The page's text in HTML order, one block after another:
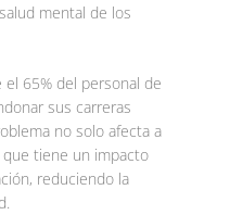
mental de los
65% del personal de
sus carreras
no solo afecta a
tiene un impacto
reduciendo la